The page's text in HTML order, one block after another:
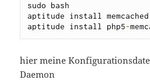
sudo bash
aptitude install memcached
aptitude install php5-
hier meine
Daemon